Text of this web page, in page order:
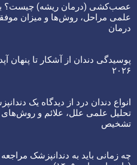
عصب‌کشی (درمان ریشه) چیست؟
علمی مراحل، روش‌ها و میزان
درمان
پوسیدگی دندان از آشکار تا پنهان
۲۰۲۶
انواع دندان درد از دیدگاه یک
تحلیل علمی علل، علائم و روش‌های
تشخیص
چه زمانی باید به دندانپزشک